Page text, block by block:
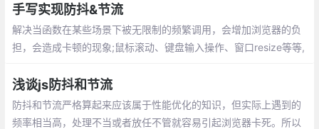
手写实现防抖&节流
解决当函数在某些场景下被无限制的频繁调用，会增加浏览器的负
担，会造成卡顿的现象;鼠标滚动、键盘输入操作、窗口resize等等,
同时以最后触发事件的时间为准重新计时。
浅谈js防抖和节流
防抖和节流严格算起来应该属于性能优化的知识，但实际上遇到的
频率相当高，处理不当或者放任不管就容易引起浏览器卡死。所以